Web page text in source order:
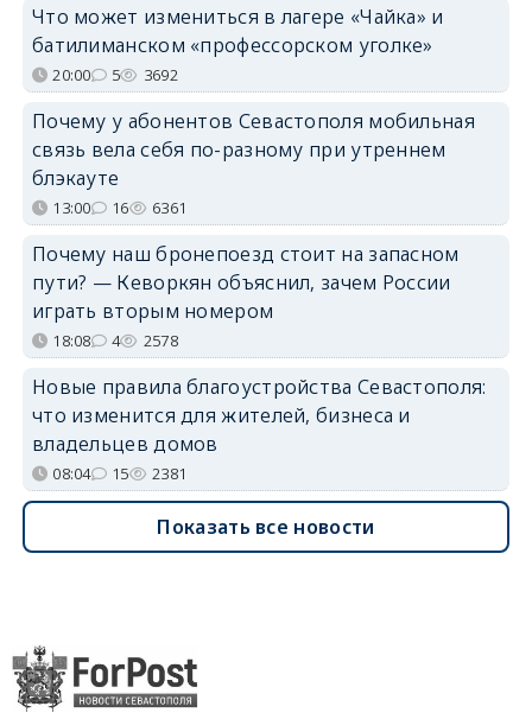
Что может измениться в лагере «Чайка» и
батилиманском «профессорском уголке»
20:00 5 3692
Почему у абонентов Севастополя мобильная
связь вела себя по-разному при утреннем
блэкауте
13:00 16 6361
Почему наш бронепоезд стоит на запасном
пути? — Кеворкян объяснил, зачем России
играть вторым номером
18:08 4 2578
Новые правила благоустройства Севастополя:
что изменится для жителей, бизнеса и
владельцев домов
08:04 15 2381
Показать все новости